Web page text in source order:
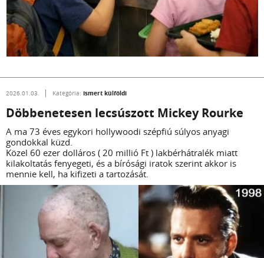
2026.01.03. Kategória: Ismert külföldi
Döbbenetesen lecsúszott Mickey Rourke
A ma 73 éves egykori hollywoodi szépfiú súlyos anyagi
gondokkal küzd.
Közel 60 ezer dolláros ( 20 millió Ft ) lakbérhátralék miatt
kilakoltatás fenyegeti, és a bírósági iratok szerint akkor is
mennie kell, ha kifizeti a tartozását.